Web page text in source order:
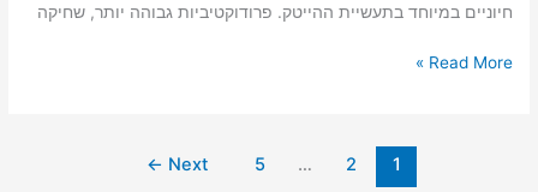
חיוניים במיוחד בתעשיית ההייטק. פרודוקטיביות גבוהה יותר, שחיקה
Read More »
1
2
…
5
Next
←